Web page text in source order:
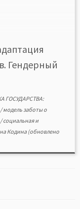
выпускников.
Гендерный
ГОСУДАРСТВА:
/модель заботы о
/социальная и
Кодина(обновлено